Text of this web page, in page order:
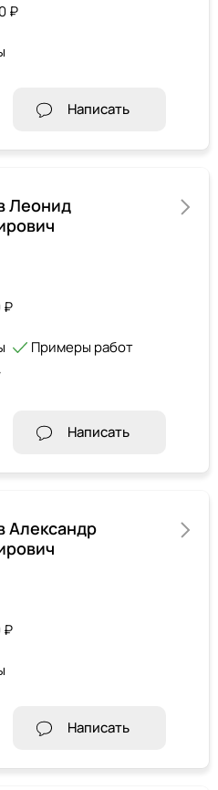
₽
Написать
Леонид
₽
Примеры работ
Написать
Александр
₽
Написать